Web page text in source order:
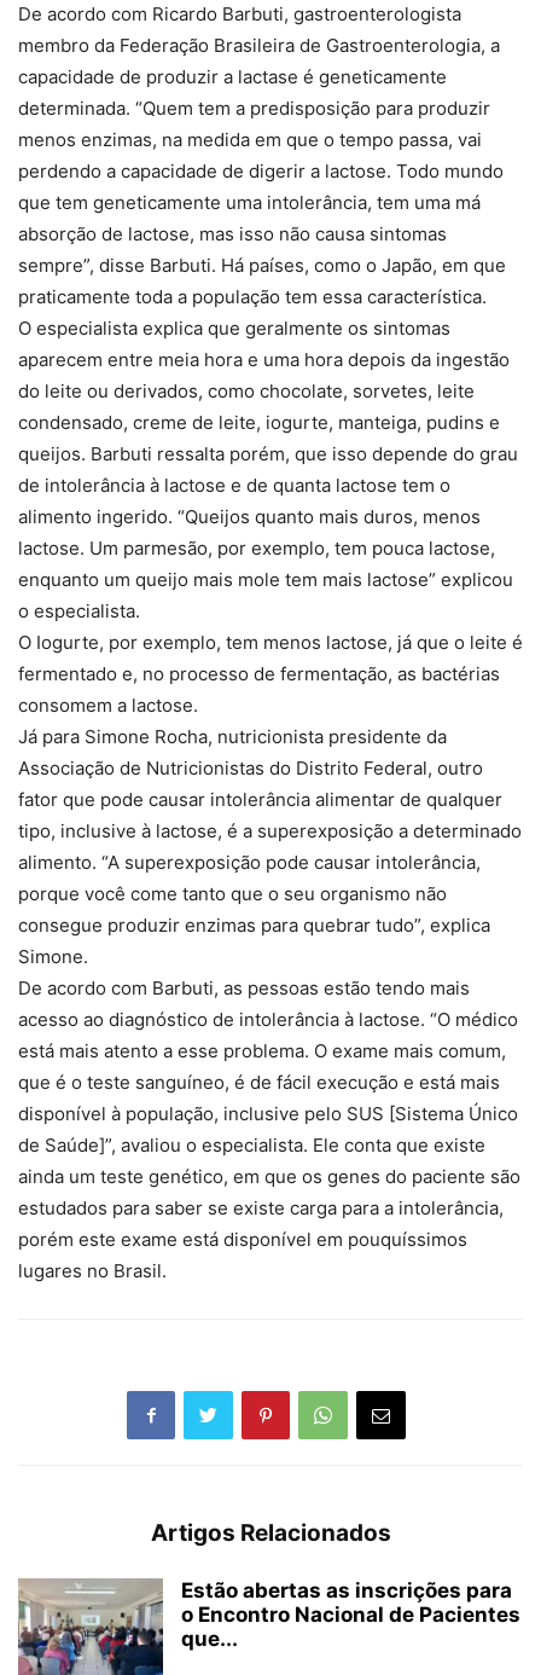
De acordo com Ricardo Barbuti, gastroenterologista
membro da Federação Brasileira de Gastroenterologia, a
capacidade de produzir a lactase é geneticamente
determinada. “Quem tem a predisposição para produzir
menos enzimas, na medida em que o tempo passa, vai
perdendo a capacidade de digerir a lactose. Todo mundo
que tem geneticamente uma intolerância, tem uma má
absorção de lactose, mas isso não causa sintomas
sempre”, disse Barbuti. Há países, como o Japão, em que
praticamente toda a população tem essa característica.
O especialista explica que geralmente os sintomas
aparecem entre meia hora e uma hora depois da ingestão
do leite ou derivados, como chocolate, sorvetes, leite
condensado, creme de leite, iogurte, manteiga, pudins e
queijos. Barbuti ressalta porém, que isso depende do grau
de intolerância à lactose e de quanta lactose tem o
alimento ingerido. “Queijos quanto mais duros, menos
lactose. Um parmesão, por exemplo, tem pouca lactose,
enquanto um queijo mais mole tem mais lactose” explicou
o especialista.
O Iogurte, por exemplo, tem menos lactose, já que o leite é
fermentado e, no processo de fermentação, as bactérias
consomem a lactose.
Já para Simone Rocha, nutricionista presidente da
Associação de Nutricionistas do Distrito Federal, outro
fator que pode causar intolerância alimentar de qualquer
tipo, inclusive à lactose, é a superexposição a determinado
alimento. “A superexposição pode causar intolerância,
porque você come tanto que o seu organismo não
consegue produzir enzimas para quebrar tudo”, explica
Simone.
De acordo com Barbuti, as pessoas estão tendo mais
acesso ao diagnóstico de intolerância à lactose. “O médico
está mais atento a esse problema. O exame mais comum,
que é o teste sanguíneo, é de fácil execução e está mais
disponível à população, inclusive pelo SUS [Sistema Único
de Saúde]”, avaliou o especialista. Ele conta que existe
ainda um teste genético, em que os genes do paciente são
estudados para saber se existe carga para a intolerância,
porém este exame está disponível em pouquíssimos
lugares no Brasil.
Artigos Relacionados
Estão abertas as inscrições para
o Encontro Nacional de Pacientes
que...